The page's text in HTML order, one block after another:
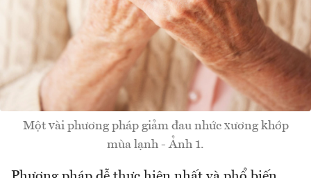
Một vài phương pháp giảm đau nhức xương khớp
mùa lạnh - Ảnh 1.